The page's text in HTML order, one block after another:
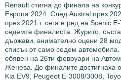
Renault стигна до финала на
Европа 2024. След Austral през
през 2021 г. сега е ред на Scenic
седемте финалиста. Журито,
държави, внимателно оцени 28
списък от само седем
обявен на 26ти февруари на
Женева. До финалите достигнаха
Kia EV9, Peugeot E-3008/3008,